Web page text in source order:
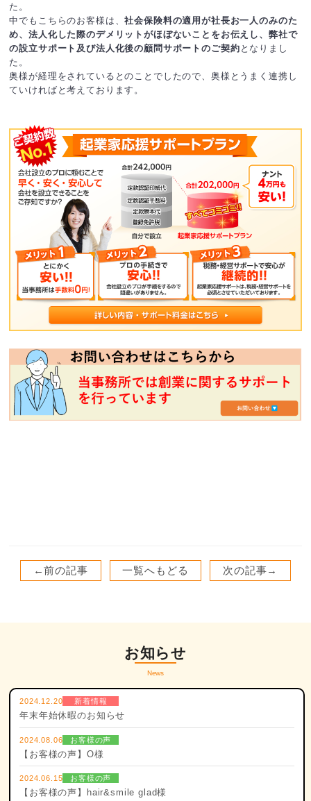
た。
中でもこちらのお客様は、社会保険料の適用が社長お一人のみのた
め、法人化した際のデメリットがほぼないことをお伝えし、弊社で
の設立サポート及び法人化後の顧問サポートのご契約 となりまし
た。
奥様が経理をされているとのことでしたので、奥様とうまく連携し
ていければと考えております。
←前の記事 一覧へもどる 次の記事→
お知らせ
News
2024.12.20 新着情報
年末年始休暇のお知らせ
2024.08.06 お客様の声
【お客様の声】O様
2024.06.15 お客様の声
【お客様の声】hair&smile glad様